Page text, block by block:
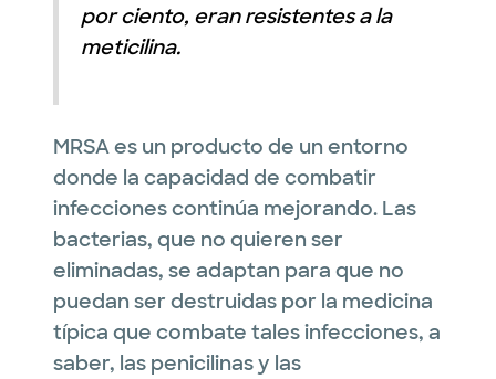
por ciento, eran resistentes a la
meticilina.
MRSA es un producto de un entorno
donde la capacidad de combatir
infecciones continúa mejorando. Las
bacterias, que no quieren ser
eliminadas, se adaptan para que no
puedan ser destruidas por la medicina
típica que combate tales infecciones, a
saber, las penicilinas y las